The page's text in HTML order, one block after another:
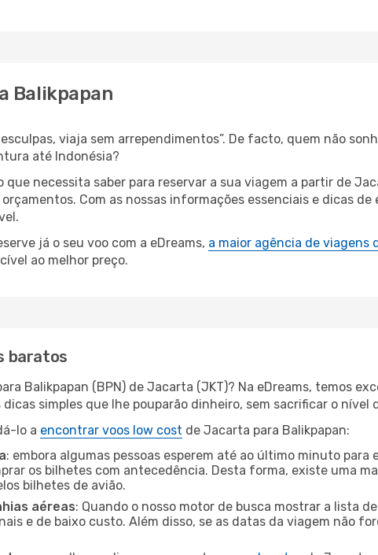
Balikpapan
viaja sem arrependimentos”. De facto, quem não
até Indonésia?
necessita saber para reservar a sua viagem a partir de
Com as nossas informações essenciais e dicas
já o seu voo com a eDreams, a maior agência de viagens
ao melhor preço.
baratos
Balikpapan (BPN) de Jacarta (JKT)? Na eDreams, temos
simples que lhe pouparão dinheiro, sem sacrificar o nível
lo a encontrar voos low cost de Jacarta para Balikpapan:
: embora algumas pessoas esperem até ao último minuto
os bilhetes com antecedência. Desta forma, existe uma
bilhetes de avião.
aéreas: Quando o nosso motor de busca mostrar a lista
e de baixo custo. Além disso, se as datas da viagem não